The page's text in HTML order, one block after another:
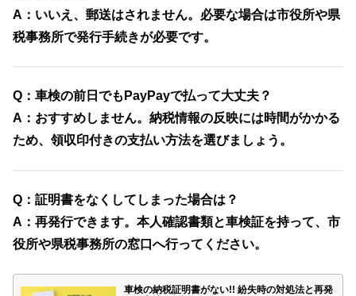
A：いいえ、郵送はされません。必要な場合は市役所や県
税事務所で発行手続きが必要です。
Q：車検の前日でもPayPayで払って大丈夫？
A：おすすめしません。納税情報の反映には時間がかかる
ため、領収印付きの支払い方法を選びましょう。
Q：証明書をなくしてしまった場合は？
A：再発行できます。本人確認書類と車検証を持って、市
役所や県税事務所の窓口へ行ってください。
車検の納税証明書がない!! 紛失時の対処法と再発